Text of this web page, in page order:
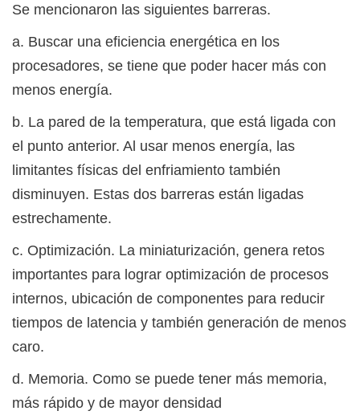
Se mencionaron las siguientes barreras.
a. Buscar una eficiencia energética en los
procesadores, se tiene que poder hacer más con
menos energía.
b. La pared de la temperatura, que está ligada con
el punto anterior. Al usar menos energía, las
limitantes físicas del enfriamiento también
disminuyen. Estas dos barreras están ligadas
estrechamente.
c. Optimización. La miniaturización, genera retos
importantes para lograr optimización de procesos
internos, ubicación de componentes para reducir
tiempos de latencia y también generación de menos
caro.
d. Memoria. Como se puede tener más memoria,
más rápido y de mayor densidad